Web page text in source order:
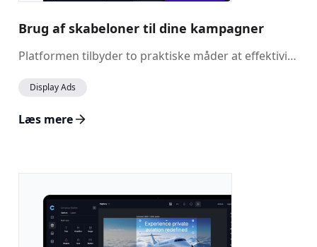
Brug af skabeloner til dine kampagner
Platformen tilbyder to praktiske måder at effektivisere din proces til oprettelse af kampagner på: ved at bruge foruddefinerede skabeloner eller ved at gemme dine tilpassede kampagner som skabeloner. Disse muligheder hjælper dig med at lancere nye kampagner hurtigere og opretholde konsistens på tværs af dine marketingindsatser.
Display Ads
Læs mere